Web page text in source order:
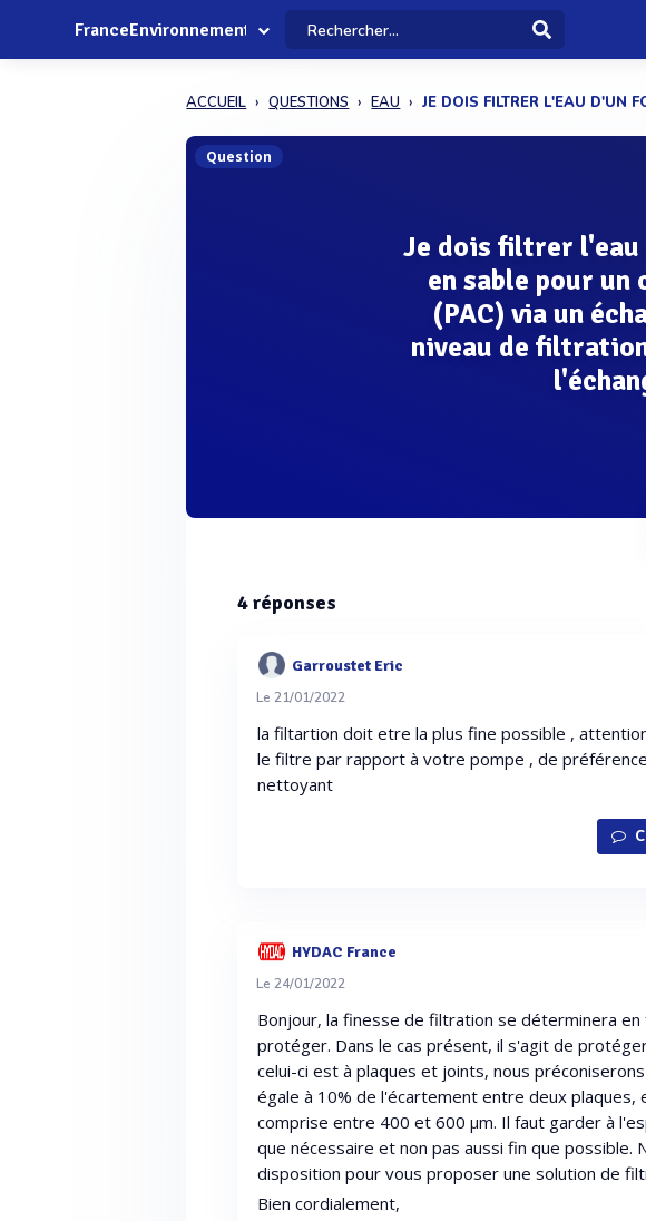
FranceEnvironnement
ACCUEIL QUESTIONS EAU JE DOIS FILTRER L'EAU D'UN
Question
Je dois filtrer l'eau
en sable pour
(PAC) via un
niveau de
4réponses
Garroustet Eric
Le 21/01/2022
la filtartion doit etre la plus fine possible ,
le filtre par rapport à votre pompe , de
nettoyant
HYDAC France
Le 24/01/2022
Bonjour, la finesse de filtration se déterminera
protéger. Dans le cas présent, il s'agit de
celui-ci est à plaques et joints, nous
égale à 10% de l'écartement entre deux
comprise entre 400 et 600 µm. Il faut garder à
que nécessaire et non pas aussi fin que possible.
disposition pour vous proposer une solution de
Bien cordialement,